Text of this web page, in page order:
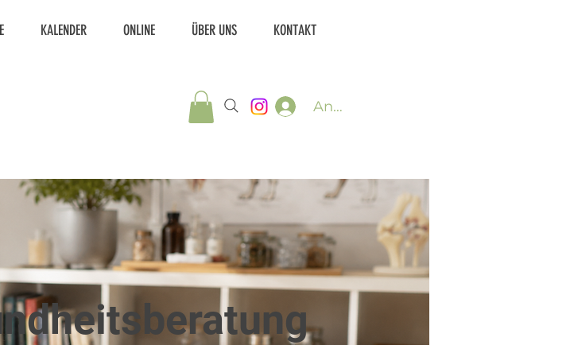
KALENDER ONLINE ÜBER UNS KONTAKT
Anmelden